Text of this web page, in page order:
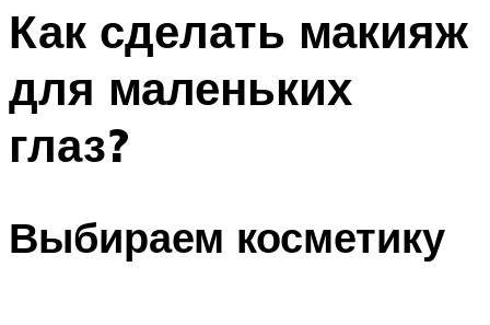
Как сделать макияж
для маленьких
глаз?
Выбираем косметику